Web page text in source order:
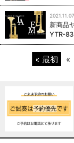
2021.11.07
新商品
YTR-
« 最初 «